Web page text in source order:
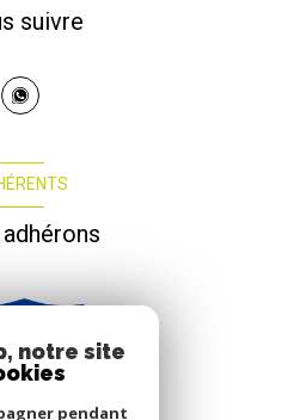
suivre
notre site
pendant